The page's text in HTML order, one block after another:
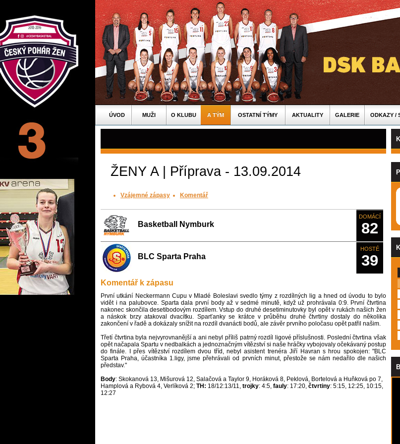
ÚVOD MUŽI O KLUBU A TÝM OSTATNÍ TÝMY AKTUALITY GALERIE ODKAZY /
ŽENY A | Příprava - 13.09.2014
Vzájemné zápasy Komentář
Basketball Nymburk
DOMÁCÍ
82
BLC Sparta Praha
HOSTÉ
39
Komentář k zápasu
První utkání Neckermann Cupu v Mladé Boleslavi svedlo týmy z rozdílných lig a hned od úvodu to bylo
vidět i na palubovce. Sparta dala první body až v sedmé minutě, když už prohrávala 0:9. První čtvrtina
nakonec skončila desetibodovým rozdílem. Vstup do druhé desetiminutovky byl opět v rukách našich žen
a náskok brzy atakoval dvacítku. Sparťanky se krátce v průběhu druhé čtvrtiny dostaly do několika
zakončení v řadě a dokázaly snížit na rozdíl dvanácti bodů, ale závěr prvního poločasu opět patřil našim.
Třetí čtvrtina byla nejvyrovnanější a ani nebyl příliš patrný rozdíl ligové příslušnosti. Poslední čtvrtina však
opět načapala Spartu v nedbalkách a jednoznačným vítězství si naše hráčky vybojovaly očekávaný postup
do finále. I přes vítězství rozdílem dvou tříd, nebyl asistent trenéra Jiří Havran s hrou spokojen: "BLC
Sparta Praha, účastníka 1.ligy, jsme přehrávali od prvních minut, přestože se nám nedařilo dle našich
představ."
Body: Skokanová 13, Mišurová 12, Salačová a Taylor 9, Horáková 8, Peklová, Bortelová a Huňková po 7,
Hamplová a Rybová 4, Verlíková 2; TH: 18/12:13/11, trojky: 4:5, fauly: 17:20, čtvrtiny: 5:15, 12:25, 10:15,
12:27